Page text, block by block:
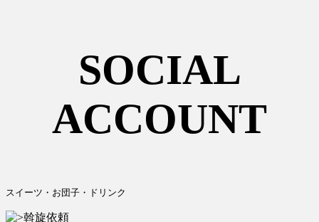
SOCIAL
ACCOUNT
スイーツ・お団子・ドリンク